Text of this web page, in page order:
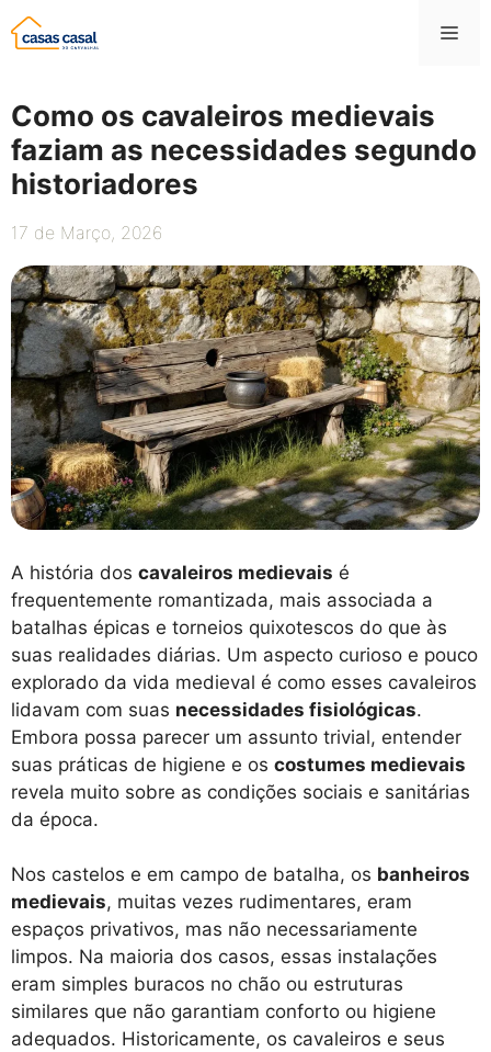
Saltar
para
Como os cavaleiros medievais
faziam as necessidades segundo
historiadores
17 de Março, 2026
A história dos cavaleiros medievais é
frequentemente romantizada, mais associada a
batalhas épicas e torneios quixotescos do que às
suas realidades diárias. Um aspecto curioso e pouco
explorado da vida medieval é como esses cavaleiros
lidavam com suas necessidades fisiológicas.
Embora possa parecer um assunto trivial, entender
suas práticas de higiene e os costumes medievais
revela muito sobre as condições sociais e sanitárias
da época.
Nos castelos e em campo de batalha, os banheiros
medievais, muitas vezes rudimentares, eram
espaços privativos, mas não necessariamente
limpos. Na maioria dos casos, essas instalações
eram simples buracos no chão ou estruturas
similares que não garantiam conforto ou higiene
adequados. Historicamente, os cavaleiros e seus